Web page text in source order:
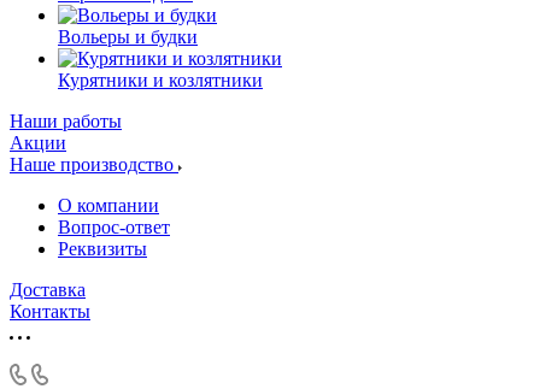
Вольеры и будки
Курятники и козлятники
Наши работы
Акции
Наше производство
О компании
Вопрос-ответ
Реквизиты
Доставка
Контакты